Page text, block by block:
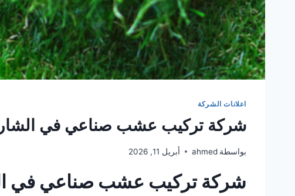
اعلانات الشركة
شركة تركيب عشب صناعي في
بواسطة ahmed أبريل 11, 2026
شركة تركيب عشب صناعي في